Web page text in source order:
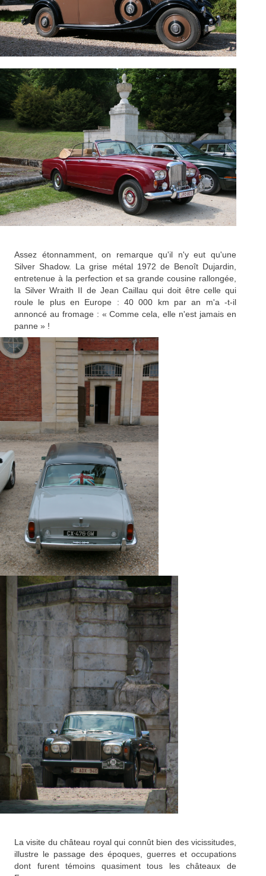
Assez étonnamment, on remarque qu'il n'y eut qu'une
Silver Shadow. La grise métal 1972 de Benoît Dujardin,
entretenue à la perfection et sa grande cousine rallongée,
la Silver Wraith II de Jean Caillau qui doit être celle qui
roule le plus en Europe : 40 000 km par an m'a -t-il
annoncé au fromage : « Comme cela, elle n'est jamais en
panne » !
La visite du château royal qui connût bien des vicissitudes,
illustre le passage des époques, guerres et occupations
dont furent témoins quasiment tous les châteaux de